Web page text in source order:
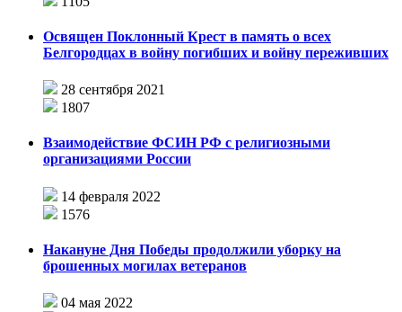
Освящен Поклонный Крест в память о всех
Белгородцах в войну погибших и войну переживших
28 сентября 2021
1807
Взаимодействие ФСИН РФ с религиозными
организациями России
14 февраля 2022
1576
Накануне Дня Победы продолжили уборку на
брошенных могилах ветеранов
04 мая 2022